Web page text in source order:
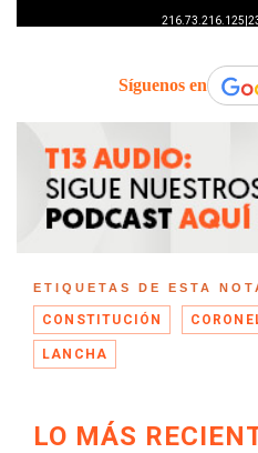
Síguenos en
ETIQUETAS DE ESTA
CONSTITUCIÓN
LANCHA
LO MÁS